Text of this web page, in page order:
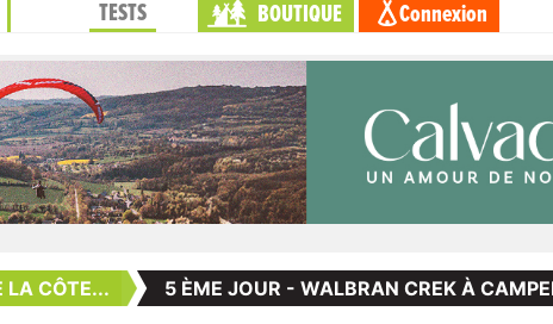
TESTS BOUTIQUE Connexion
LA CÔTE... 5 ÈME JOUR - WALBRAN CREK À